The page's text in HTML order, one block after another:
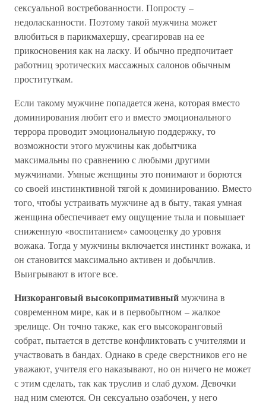
сексуальной востребованности. Попросту –
недоласканности. Поэтому такой мужчина может
влюбиться в парикмахершу, среагировав на ее
прикосновения как на ласку. И обычно предпочитает
работниц эротических массажных салонов обычным
проституткам.
Если такому мужчине попадается жена, которая вместо
доминирования любит его и вместо эмоционального
террора проводит эмоциональную поддержку, то
возможности этого мужчины как добытчика
максимальны по сравнению с любыми другими
мужчинами. Умные женщины это понимают и борются
со своей инстинктивной тягой к доминированию. Вместо
того, чтобы устраивать мужчине ад в быту, такая умная
женщина обеспечивает ему ощущение тыла и повышает
сниженную «воспитанием» самооценку до уровня
вожака. Тогда у мужчины включается инстинкт вожака, и
он становится максимально активен и добычлив.
Выигрывают в итоге все.
Низкоранговый высокопримативныймужчина в
современном мире, как и в первобытном – жалкое
зрелище. Он точно также, как его высокоранговый
собрат, пытается в детстве конфликтовать с учителями и
участвовать в бандах. Однако в среде сверстников его не
уважают, учителя его наказывают, но он ничего не может
с этим сделать, так как труслив и слаб духом. Девочки
над ним смеются. Он сексуально озабочен, у него